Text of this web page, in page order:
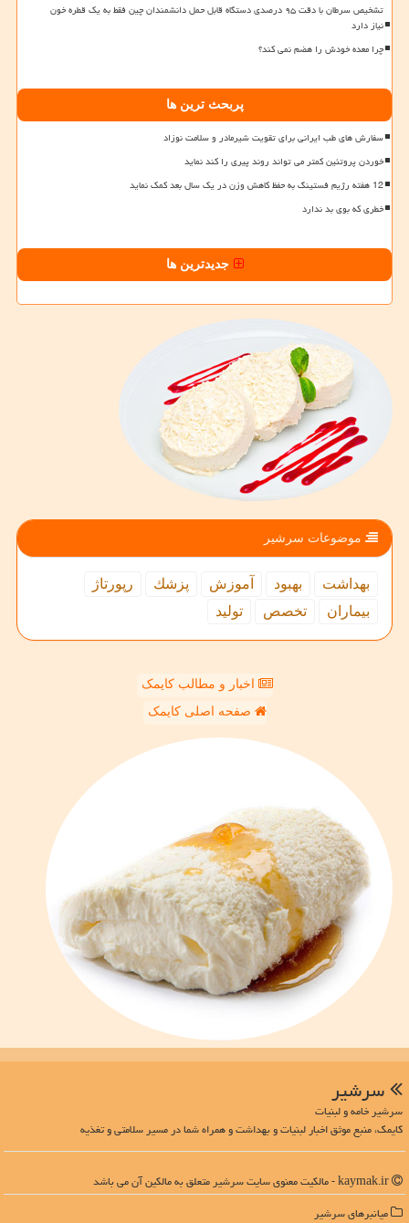
تشخیص سرطان با دقت ۹۵ درصدی دستگاه قابل حمل دانشمندان چین فقط به یک قطره خون
نیاز دارد
چرا معده خودش را هضم نمی کند؟
پربحث ترین ها
سفارش های طب ایرانی برای تقویت شیرمادر و سلامت نوزاد
خوردن پروتئین کمتر می تواند روند پیری را کند نماید
12 هفته رژیم فستینگ به حفظ کاهش وزن در یک سال بعد کمک نماید
خطری که بوی بد ندارد
جدیدترین ها
موضوعات سرشیر
بهداشت بهبود آموزش پزشك
رپورتاژ
بیماران
تخصص تولید
اخبار و مطالب کایمک
صفحه اصلی کایمک
سرشیر
سرشیر خامه و لبنیات
کایمک، منبع موثق اخبار لبنیات و بهداشت و همراه شما در مسیر سلامتی و تغذیه
میانبرهای سرشیر